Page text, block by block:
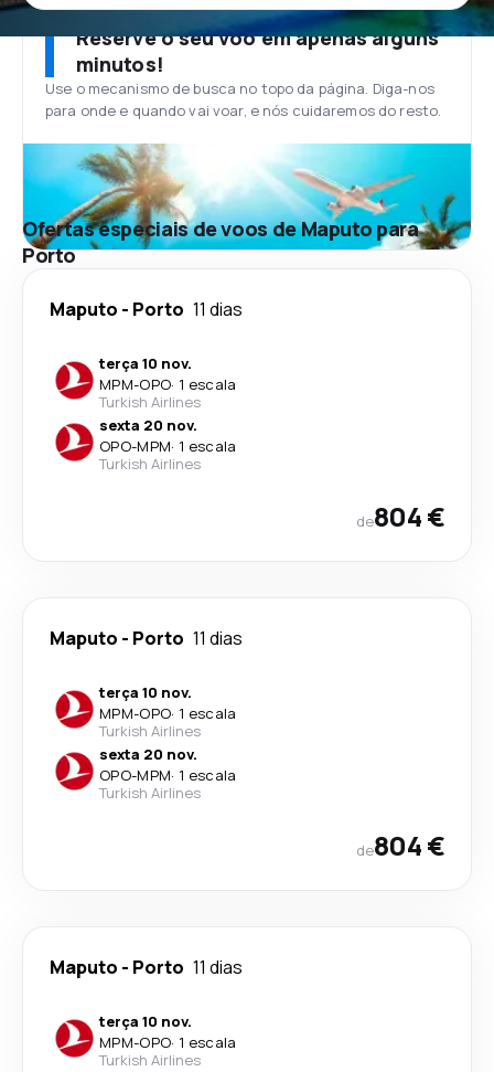
Reserve o seu voo em apenas alguns
minutos!
Use o mecanismo de busca no topo da página. Diga-nos
para onde e quando vai voar, e nós cuidaremos do resto.
Ofertas especiais de voos de Maputo para
Porto
Maputo - Porto 11 dias
terça 10 nov.
MPM-OPO· 1 escala
Turkish Airlines
sexta 20 nov.
OPO-MPM· 1 escala
Turkish Airlines
de804 €
Maputo - Porto 11 dias
terça 10 nov.
MPM-OPO· 1 escala
Turkish Airlines
sexta 20 nov.
OPO-MPM· 1 escala
Turkish Airlines
de804 €
Maputo - Porto 11 dias
terça 10 nov.
MPM-OPO· 1 escala
Turkish Airlines